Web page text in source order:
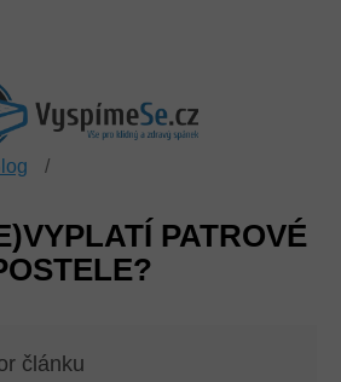
/
PATROVÉ
článku